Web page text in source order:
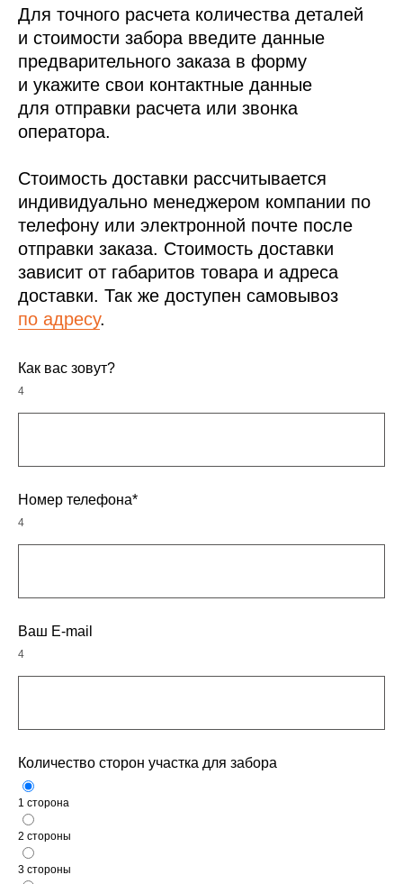
Для точного расчета количества деталей
и стоимости забора введите данные
предварительного заказа в форму
и укажите свои контактные данные
для отправки расчета или звонка
оператора.
Стоимость доставки рассчитывается
индивидуально менеджером компании по
телефону или электронной почте после
отправки заказа. Стоимость доставки
зависит от габаритов товара и адреса
доставки. Так же доступен самовывоз
по адресу.
Как вас зовут?
4
Номер телефона*
4
Ваш E-mail
4
Количество сторон участка для забора
1 сторона
2 стороны
3 стороны